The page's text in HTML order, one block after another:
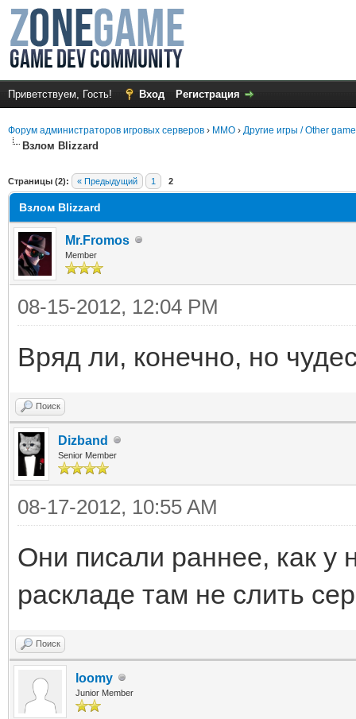
Приветствуем, Гость! Вход Регистрация
Форум администраторов игровых серверов › MMO › Другие игры / Other
Взлом Вlizzаrd
Страницы (2): « Предыдущий 1 2
Взлом Вlizzаrd
Mr.Fromos
Member
08-15-2012, 12:04 PM
Вряд ли, конечно, но
Поиск
Dizband
Senior Member
08-17-2012, 10:55 AM
Они писали раннее, как у
раскладе там не слить
Поиск
loomy
Junior Member